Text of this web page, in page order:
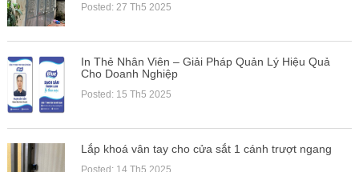
Posted: 27 Th5 2025
In Thẻ Nhân Viên – Giải Pháp Quản Lý Hiệu Quả
Cho Doanh Nghiệp
Posted: 15 Th5 2025
Lắp khoá vân tay cho cửa sắt 1 cánh trượt ngang
Posted: 14 Th5 2025